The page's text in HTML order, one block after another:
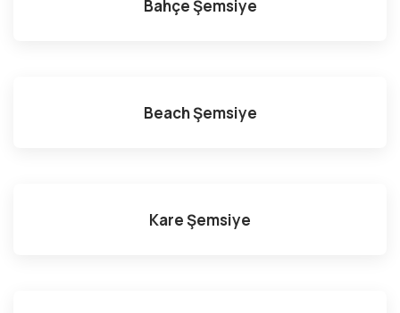
Bahçe Şemsiye
Beach Şemsiye
Kare Şemsiye